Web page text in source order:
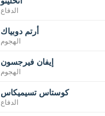
الدفاع
أرتم دوبياك
الهجوم
إيفان فيرجسون
الهجوم
كوستاس تسيميكاس
الدفاع